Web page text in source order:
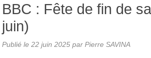
BBC : Fête de fin de
juin)
Publié le 22 juin 2025 par Pierre SAVINA